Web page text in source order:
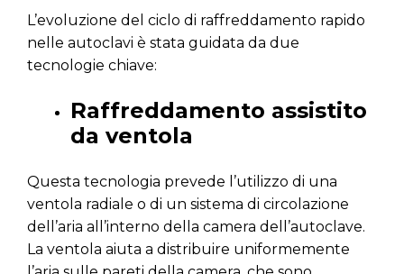
L’evoluzione del ciclo di raffreddamento rapido
nelle autoclavi è stata guidata da due
tecnologie chiave:
Raffreddamento assistito
da ventola
Questa tecnologia prevede l’utilizzo di una
ventola radiale o di un sistema di circolazione
dell’aria all’interno della camera dell’autoclave.
La ventola aiuta a distribuire uniformemente